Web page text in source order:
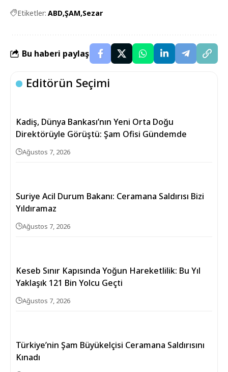
Etiketler: ABD ŞAM Sezar
Bu haberi paylaş
Editörün Seçimi
Kadiş, Dünya Bankası’nın Yeni Orta Doğu
Direktörüyle Görüştü: Şam Ofisi Gündemde
Ağustos 7, 2026
Suriye Acil Durum Bakanı: Ceramana Saldırısı Bizi
Yıldıramaz
Ağustos 7, 2026
Keseb Sınır Kapısında Yoğun Hareketlilik: Bu Yıl
Yaklaşık 121 Bin Yolcu Geçti
Ağustos 7, 2026
Türkiye’nin Şam Büyükelçisi Ceramana Saldırısını
Kınadı